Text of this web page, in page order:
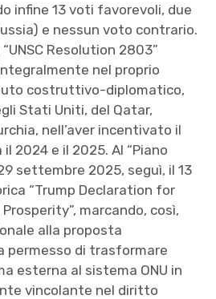
infine 13 voti favorevoli, due
e nessun voto contrario.
Resolution 2803”
nel proprio
costruttivo-diplomatico,
Stati Uniti, del Qatar,
nell’aver incentivato il
2024 e il 2025. Al “Piano
settembre 2025, seguì, il 13
“Trump Declaration for
marcando, così,
alla proposta
permesso di trasformare
esterna al sistema ONU in
vincolante nel diritto